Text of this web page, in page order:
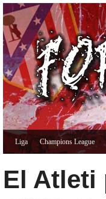
Liga Champions League
El Atleti